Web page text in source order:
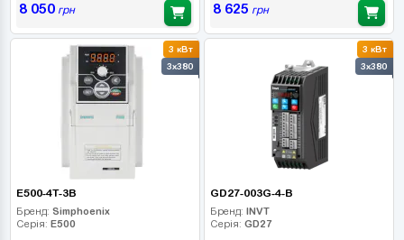
8 050грн 8 625 грн
3 кВт
3x380
E500-4T-3B
Бренд: Simphoenix
Серія: E500
3 кВт
3x380
GD27-003G-4-B
Бренд: INVT
Серія: GD27